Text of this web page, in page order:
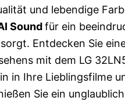
und lebendige
Soundfür ein
Entdecken Sie
mit dem LG
in Ihre Lieblingsfilme
Sie ein unglaublich